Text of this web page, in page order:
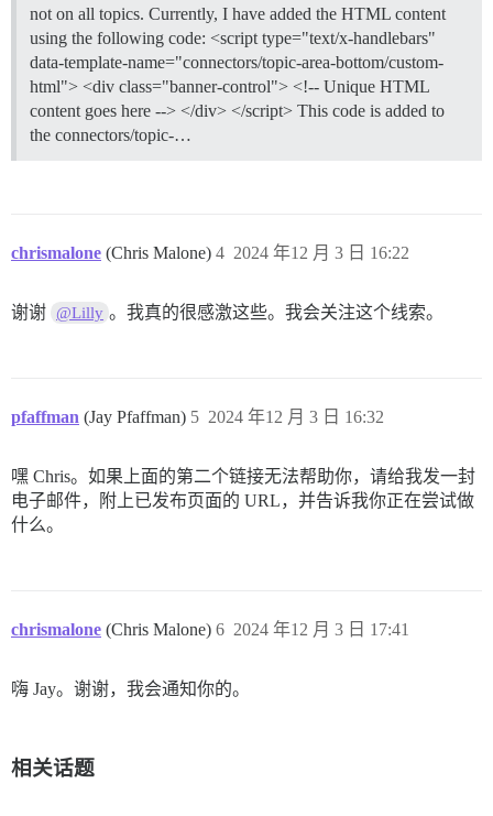
not on all topics. Currently, I have added the HTML content
using the following code: <script type="text/x-handlebars"
data-template-name="connectors/topic-area-bottom/custom-
html"> <div class="banner-control"> <!-- Unique HTML
content goes here --> </div> </script> This code is added to
the connectors/topic-…
chrismalone (Chris Malone) 2024 年12 月 3 日 16:22
4
谢谢 @Lilly 。我真的很感激这些。我会关注这个线索。
pfaffman (Jay Pfaffman) 2024 年12 月 3 日 16:32
5
嘿 Chris。如果上面的第二个链接无法帮助你，请给我发一封
电子邮件，附上已发布页面的 URL，并告诉我你正在尝试做
什么。
chrismalone (Chris Malone) 2024 年12 月 3 日 17:41
6
嗨 Jay。谢谢，我会通知你的。
相关话题